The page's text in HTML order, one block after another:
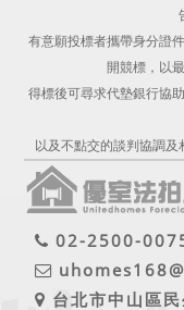
有意願投標者攜帶身分證
開競標，以
得標後可尋求代墊銀行協
以及不點交的談判協調及
02-2500-
台北市中山區